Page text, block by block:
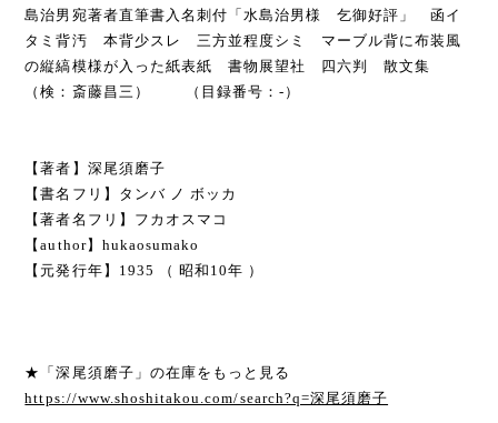
島治男宛著者直筆書入名刺付「水島治男様 乞御好評」 函イ
タミ背汚 本背少スレ 三方並程度シミ マーブル背に布装風
の縦縞模様が入った紙表紙 書物展望社 四六判 散文集
（検：斎藤昌三） （目録番号：-）
【著者】深尾須磨子
【書名フリ】タンバ ノ ボッカ
【著者名フリ】フカオスマコ
【author】hukaosumako
【元発行年】1935 （ 昭和10年 ）
★「深尾須磨子」の在庫をもっと見る
https://www.shoshitakou.com/search?q=深尾須磨子